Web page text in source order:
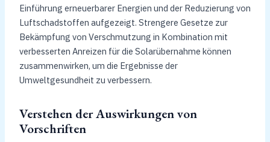
Einführung erneuerbarer Energien und der Reduzierung von
Luftschadstoffen aufgezeigt. Strengere Gesetze zur
Bekämpfung von Verschmutzung in Kombination mit
verbesserten Anreizen für die Solarübernahme können
zusammenwirken, um die Ergebnisse der
Umweltgesundheit zu verbessern.
Verstehen der Auswirkungen von
Vorschriften